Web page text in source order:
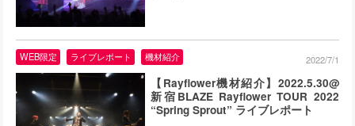
【Rayflower機材紹介】2022.5.30@
新宿BLAZE Rayflower TOUR 2022
“Spring Sprout” ライブレポート
WEB限定 ライブレポート 機材紹介 2022/7/1